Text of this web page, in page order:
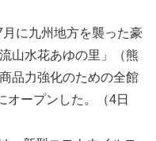
に九州地方を襲った豪
山水花あゆの里」（熊
品力強化のための全館
オープンした。（4日